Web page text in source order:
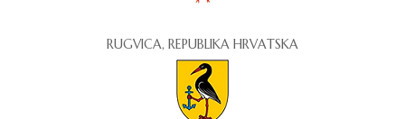
RUGVICA, REPUBLIKA HRVATSKA